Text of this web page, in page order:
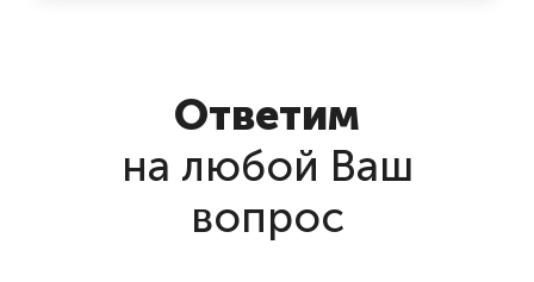
Ответим
на любой Ваш
вопрос